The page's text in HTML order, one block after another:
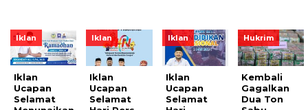
Iklan
Iklan
Ucapan
Selamat
Iklan
Iklan
Ucapan
Selamat
Iklan
Iklan
Ucapan
Selamat
Hukrim
Kembali
Gagalkan
Dua Ton